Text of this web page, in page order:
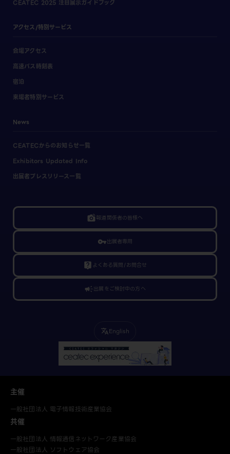
CEATEC 2025 注目展示ガイドブック
アクセス/特別サービス
会場アクセス
高速バス時刻表
宿泊
来場者特別サービス
News
CEATECからのお知らせ一覧
Exhibitors Updated Info
出展者プレスリリース一覧
linked_camera報道関係者の皆様へ
vpn_key出展者専用
live_help よくある質問/お問合せ
campaign出展をご検討中の方へ
translateEnglish
主催
一般社団法人 電子情報技術産業協会
共催
一般社団法人 情報通信ネットワーク産業協会
一般社団法人 ソフトウェア協会